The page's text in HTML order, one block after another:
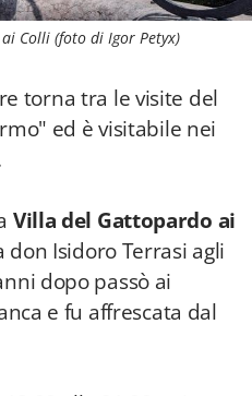
Colli (foto di Igor Petyx)
torna tra le visite del
ed è visitabile nei
Villa del Gattopardo ai
Isidoro Terrasi agli
dopo passò ai
e fu affrescata dal